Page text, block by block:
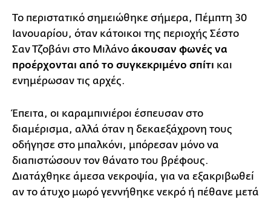
Το περιστατικό σημειώθηκε σήμερα, Πέμπτη 30
Ιανουαρίου, όταν κάτοικοι της περιοχής Σέστο
Σαν Τζοβάνι στο Μιλάνο άκουσαν φωνές να
προέρχονται από το συγκεκριμένο σπίτι και
ενημέρωσαν τις αρχές.
Έπειτα, οι καραμπινιέροι έσπευσαν στο
διαμέρισμα, αλλά όταν η δεκαεξάχρονη τους
οδήγησε στο μπαλκόνι, μπόρεσαν μόνο να
διαπιστώσουν τον θάνατο του βρέφους.
Διατάχθηκε άμεσα νεκροψία, για να εξακριβωθεί
αν το άτυχο μωρό γεννήθηκε νεκρό ή πέθανε μετά